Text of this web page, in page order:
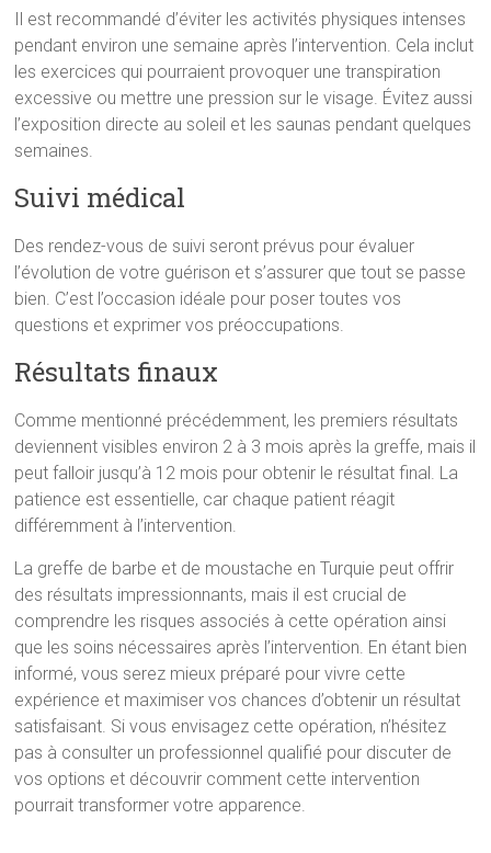
Il est recommandé d’éviter les activités physiques intenses
pendant environ une semaine après l’intervention. Cela inclut
les exercices qui pourraient provoquer une transpiration
excessive ou mettre une pression sur le visage. Évitez aussi
l’exposition directe au soleil et les saunas pendant quelques
semaines.
Suivi médical
Des rendez-vous de suivi seront prévus pour évaluer
l’évolution de votre guérison et s’assurer que tout se passe
bien. C’est l’occasion idéale pour poser toutes vos
questions et exprimer vos préoccupations.
Résultats finaux
Comme mentionné précédemment, les premiers résultats
deviennent visibles environ 2 à 3 mois après la greffe, mais il
peut falloir jusqu’à 12 mois pour obtenir le résultat final. La
patience est essentielle, car chaque patient réagit
différemment à l’intervention.
La greffe de barbe et de moustache en Turquie peut offrir
des résultats impressionnants, mais il est crucial de
comprendre les risques associés à cette opération ainsi
que les soins nécessaires après l’intervention. En étant bien
informé, vous serez mieux préparé pour vivre cette
expérience et maximiser vos chances d’obtenir un résultat
satisfaisant. Si vous envisagez cette opération, n’hésitez
pas à consulter un professionnel qualifié pour discuter de
vos options et découvrir comment cette intervention
pourrait transformer votre apparence.